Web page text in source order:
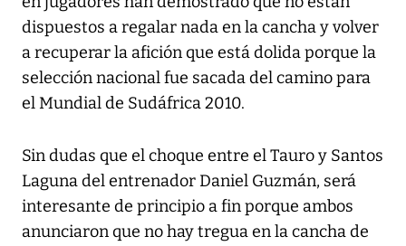
dispuestos a regalar nada en la cancha y volver
a recuperar la afición que está dolida porque la
selección nacional fue sacada del camino para
el Mundial de Sudáfrica 2010.
Sin dudas que el choque entre el Tauro y Santos
Laguna del entrenador Daniel Guzmán, será
interesante de principio a fin porque ambos
anunciaron que no hay tregua en la cancha de